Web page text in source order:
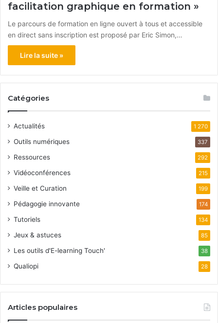
facilitation graphique en formation »
Le parcours de formation en ligne ouvert à tous et accessible
en direct sans inscription est proposé par Eric Simon,…
Lire la suite »
Catégories
Actualités 1 270
Outils numériques 337
Ressources 292
Vidéoconférences 215
Veille et Curation 199
Pédagogie innovante 174
Tutoriels 134
Jeux & astuces 85
Les outils d'E-learning Touch' 38
Qualiopi 28
Articles populaires